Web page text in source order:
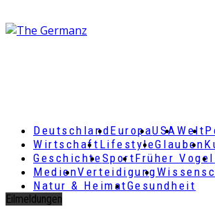
DeutschlandEuropaUSAWelt
Wirtschaft LifestyleGlauben
GeschichteSportFrüher Vogel
MedienVerteidigung
Natur & HeimatGesundheit
Eilmeldungen